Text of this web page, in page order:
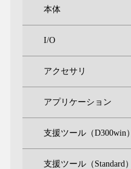
本体
I/O
アクセサリ
アプリケーション
支援ツール（D300win）
支援ツール（Standard）